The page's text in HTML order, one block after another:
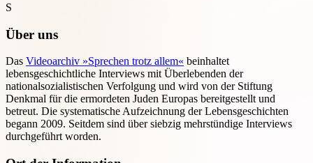
S
Über uns
Das Videoarchiv »Sprechen trotz allem« beinhaltet
lebensgeschichtliche Interviews mit Überlebenden der
nationalsozialistischen Verfolgung und wird von der Stiftung
Denkmal für die ermordeten Juden Europas bereitgestellt und
betreut. Die systematische Aufzeichnung der Lebensgeschichten
begann 2009. Seitdem sind über siebzig mehrstündige Interviews
durchgeführt worden.